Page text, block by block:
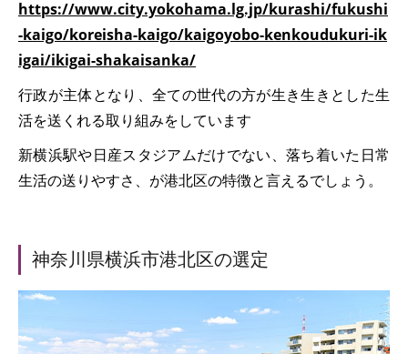
https://www.city.yokohama.lg.jp/kurashi/fukushi
-kaigo/koreisha-kaigo/kaigoyobo-kenkoudukuri-ik
igai/ikigai-shakaisanka/
行政が主体となり、全ての世代の方が生き生きとした生
活を送くれる取り組みをしています
新横浜駅や日産スタジアムだけでない、落ち着いた日常
生活の送りやすさ、が港北区の特徴と言えるでしょう。
神奈川県横浜市港北区の選定